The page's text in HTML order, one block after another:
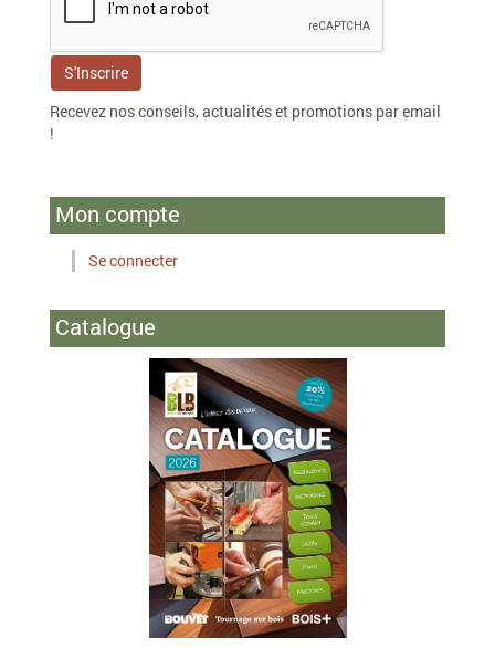
Recevez nos conseils, actualités et promotions par email
!
Mon compte
Se connecter
Catalogue